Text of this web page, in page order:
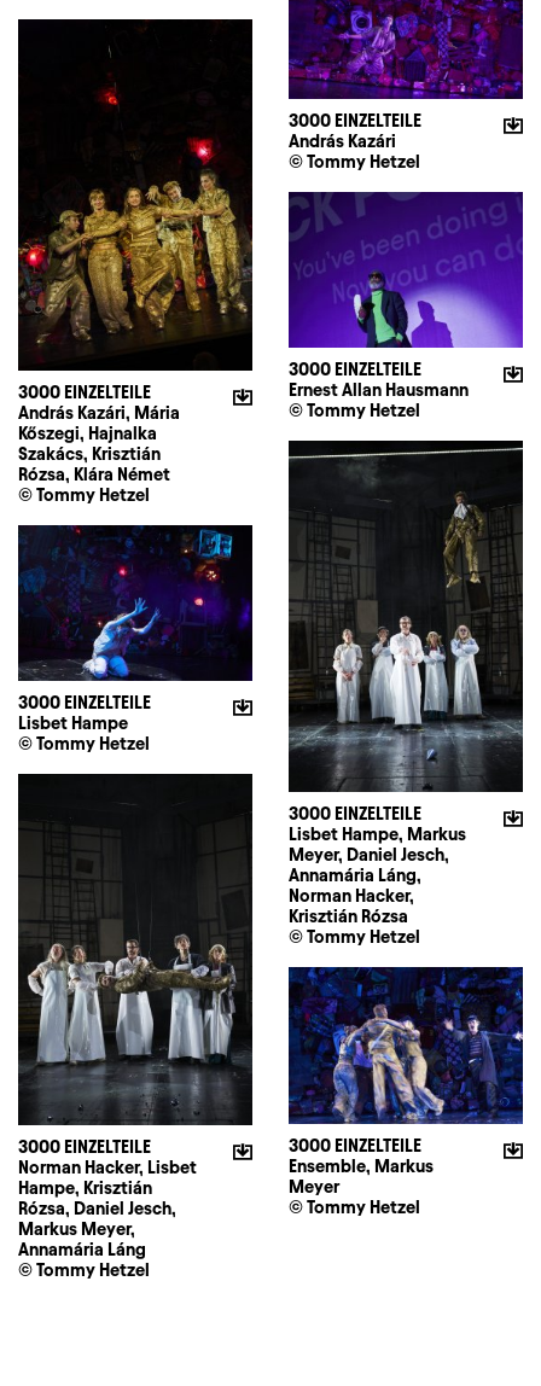
3000 EINZELTEILE
András Kazári
© Tommy Hetzel
3000 EINZELTEILE
András Kazári, Mária
Kőszegi, Hajnalka
Szakács, Krisztián
Rózsa, Klára Német
© Tommy Hetzel
3000 EINZELTEILE
Ernest Allan Hausmann
© Tommy Hetzel
3000 EINZELTEILE
Lisbet Hampe, Markus
Meyer, Daniel Jesch,
Annamária Láng,
Norman Hacker,
Krisztián Rózsa
© Tommy Hetzel
3000 EINZELTEILE
Lisbet Hampe
© Tommy Hetzel
3000 EINZELTEILE
Norman Hacker, Lisbet
Hampe, Krisztián
Rózsa, Daniel Jesch,
Markus Meyer,
Annamária Láng
© Tommy Hetzel
3000 EINZELTEILE
Ensemble, Markus
Meyer
© Tommy Hetzel